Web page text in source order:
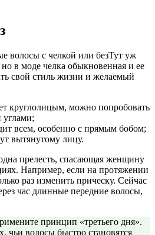
Тут уж
в моде челка обыкновенная и ее
свой стиль жизни и желаемый
круглолицым, можно попробовать
углами;
всем, особенно с прямым бобом;
вытянутому лицу.
прелесть, спасающая женщину
Например, если на протяжении
раз изменить прическу. Сейчас
час длинные передние волосы,
принцип «третьего дня».
чьи волосы быстро становятся